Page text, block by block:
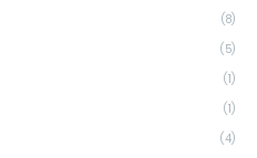
(8)
(5)
(1)
(1)
(4)